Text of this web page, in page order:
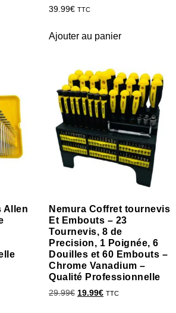
39.99€ TTC
Ajouter au panier
Allen
Nemura Coffret tournevis
Et Embouts – 23
Tournevis, 8 de
Precision, 1 Poignée, 6
Douilles et 60 Embouts –
Chrome Vanadium –
Qualité Professionnelle
29.99€ 19.99€ TTC